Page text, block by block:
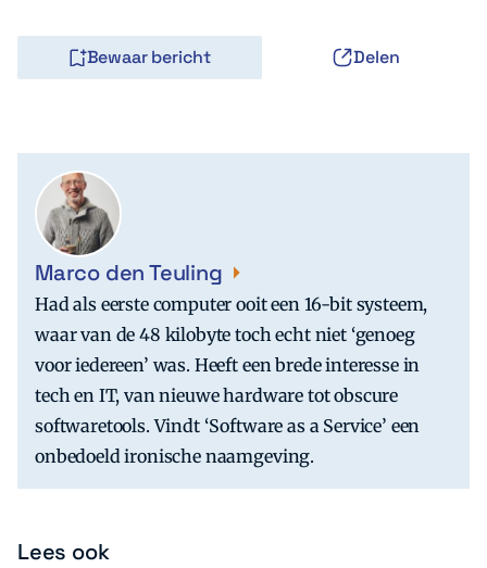
Bewaar bericht Delen
Marco den Teuling
Had als eerste computer ooit een 16-bit systeem,
waar van de 48 kilobyte toch echt niet ‘genoeg
voor iedereen’ was. Heeft een brede interesse in
tech en IT, van nieuwe hardware tot obscure
softwaretools. Vindt ‘Software as a Service’ een
onbedoeld ironische naamgeving.
Lees ook